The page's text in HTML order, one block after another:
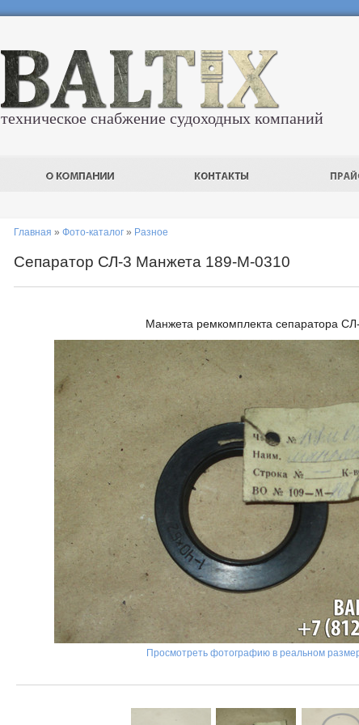
техническое снабжение судоходных компаний
Главная » Фото-каталог » Разное
Сепаратор СЛ-3 Манжета 189-М-0310
Манжета ремкомплекта сепаратора
Просмотреть фотографию в реальном